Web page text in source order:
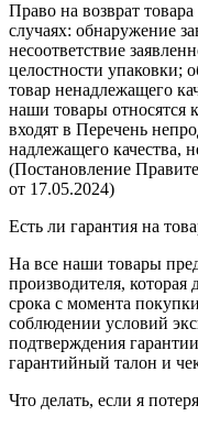
Право на возврат
случаях: обнаружение
несоответствие
целостности упаковки;
товар ненадлежащего
наши товары относятся
входят в Перечень
надлежащего качества,
(Постановление
от 17.05.2024)
Есть ли гарантия на
На все наши товары
производителя, которая
срока с момента
соблюдении условий
подтверждения
гарантийный талон и
Что делать, если я